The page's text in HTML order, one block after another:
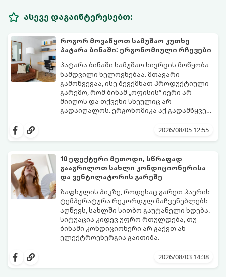
ასევე დაგაინტერესებთ:
როგორ მოვაწყოთ სამუშაო კუთხე
პატარა ბინაში: ერგონომიული რჩევები
პატარა ბინაში სამუშაო სივრცის მოწყობა
ნამდვილი ხელოვნებაა. მთავარი
გამოწვევაა, ისე შევქმნათ პროდუქტიული
გარემო, რომ ბინამ „ოფისის“ იერი არ
მიიღოს და თქვენი სხეულიც არ
გადაიღალოს. ერგონომიკა აქ გადამწყვეტ
2026/08/05 12:55
10 ეფექტური მეთოდი, სწრაფად
გააგრილოთ სახლი კონდიციონერისა
და ვენტილატორის გარეშე
ზაფხულის პიკზე, როდესაც გარეთ ჰაერის
ტემპერატურა რეკორდულ მაჩვენებლებს
აღწევს, სახლში სითბო გაუტანელი ხდება.
სიტუაცია კიდევ უფრო რთულდება, თუ
ბინაში კონდიციონერი არ გაქვთ ან
ელექტროენერგია გაითიშა.
კანონები და გამოცდილი ყოფითი ხრიკები,
2026/08/03 14:38